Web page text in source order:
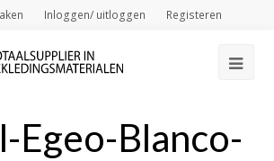
Inloggen/ uitloggen Registeren
Egeo-Blanco-